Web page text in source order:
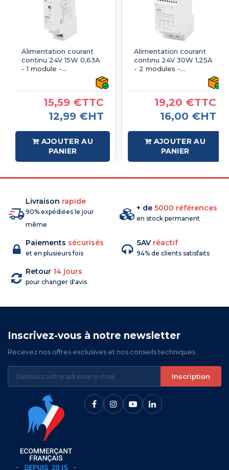
Alimentation courant
continu 24V 15W 0,63A
- 1 module -
15,59 €TTC
12,99 €HT
AJOUTER AU
PANIER
Alimentation courant
continu 24V 30W 1,25A
- 2 modules -
19,20 €TTC
16,00 €HT
AJOUTER AU
PANIER
Livraison rapide
90% expédiées le jour
même
+ de 5000 références
en stock permanent
Paiements sécurisés
et en plusieurs fois
SAV réactif
94% de clients satisfaits
Retour 14 jours
pour changer d'avis
Inscrivez-vous à notre newsletter
Recevez nos offres exclusives et nos conseils techniques
Inscription